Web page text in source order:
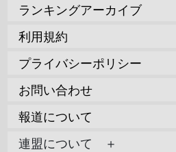
ランキングアーカイブ
利用規約
プライバシーポリシー
お問い合わせ
報道について
連盟について ＋